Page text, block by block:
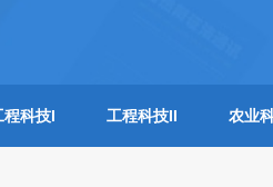
程科技I 工程科技II 农业